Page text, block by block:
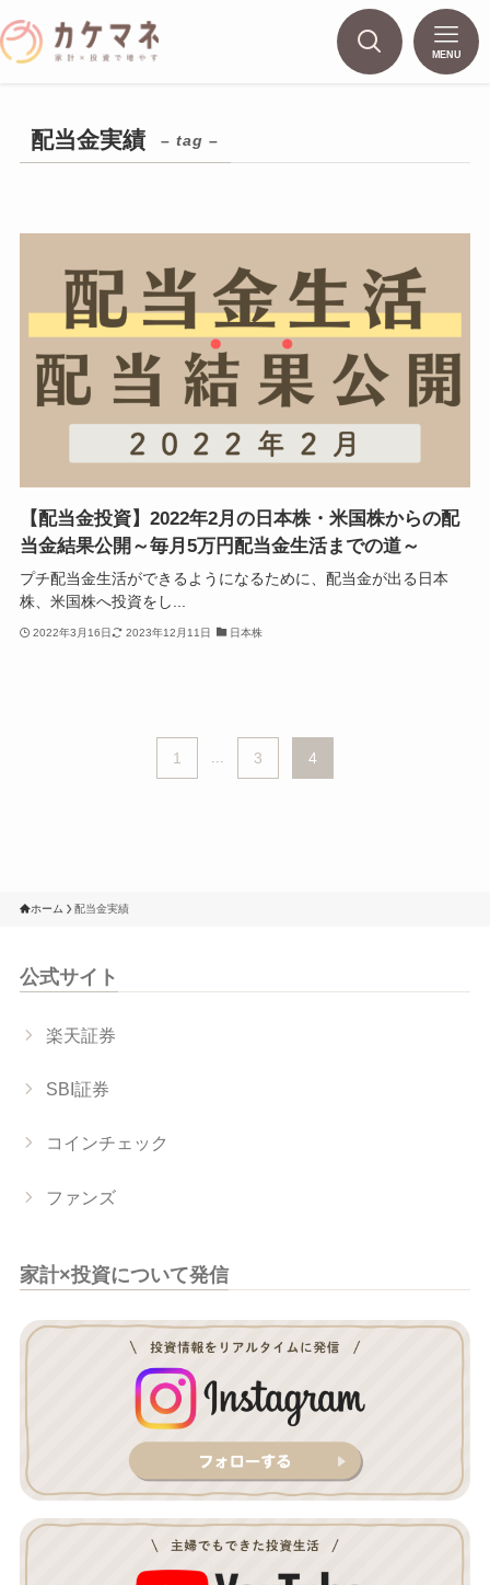
MENU
配当金実績 – tag –
【配当金投資】2022年2月の日本株・米国株からの配
当金結果公開～毎月5万円配当金生活までの道～
プチ配当金生活ができるようになるために、配当金が出る日本
株、米国株へ投資をし...
2022年3月16日 2023年12月11日 日本株
1 ... 3 4
ホーム 配当金実績
公式サイト
楽天証券
SBI証券
コインチェック
ファンズ
家計×投資について発信